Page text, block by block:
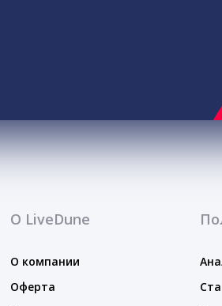
О LiveDune
О компании
Оферта